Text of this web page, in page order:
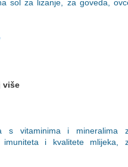
sol za lizanje, za goveda,
više
s vitaminima i mineralima
imuniteta i kvalitete mlijeka,